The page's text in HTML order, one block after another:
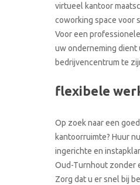
virtueel kantoor
coworking space voor
Voor een
uw onderneming dient
bedrijvencentrum te
flexibele
Op zoek naar een
kantoorruimte? Huur
ingerichte en
Oud-Turnhout zonder
Zorg dat u er snel bij